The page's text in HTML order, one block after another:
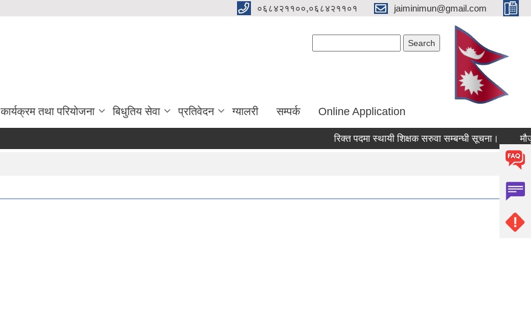
०६८४२११००,०६८४२११०१ jaiminimun@gmail.com
कार्यक्रम तथा परियोजना बिधुतिय सेवा प्रतिवेदन ग्यालरी सम्पर्क Online Application
रिक्त पदमा स्थायी शिक्षक सरुवा सम्बन्धी सूचना। मौजुदा